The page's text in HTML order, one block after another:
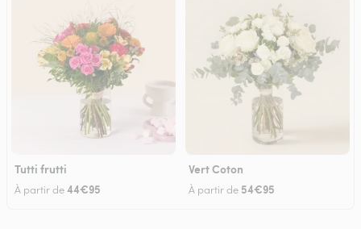
Tutti frutti
À partir de44€95
Vert Coton
À partir de 54€95